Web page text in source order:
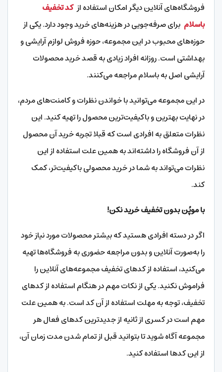
فروشگاه‌های آنلاین دیگر امکان استفاده ازکد تخفیف
باسلام برای صرفه‌جویی در هزینه‌های خرید وجود دارد. یکی از
حوزه‌های محبوب در این مجموعه، حوزه فروش لوازم آرایشی و
بهداشتی است. روزانه افراد زیادی به قصد خرید محصولات
آرایشی اصل به باسلام مراجعه می‌کنند.
در این مجموعه می‌توانید با خواندن نظرات و کامنت‌های مردم،
در نهایت بهترین و باکیفیت‌ترین محصول را تهیه کنید. این
نظرات متعلق به افرادی است که قبلا تجربه خرید آن محصول
از آن فروشگاه را داشته‌اند به همین علت استفاده از این
نظرات می‌تواند به شما در خرید محصولی باکیفیت‌تر، کمک
کند.
با موپُن بدون تخفیف خرید نکن!
اگر در دسته افرادی هستید که بیشتر محصولات مورد نیاز خود
را به‌صورت آنلاین و بدون مراجعه حضوری به فروشگاه‌ها تهیه
می‌کنید، استفاده از کدهای تخفیف مجموعه‌های آنلاین را
فراموش نکنید. یکی از نکات مهم در هنگام استفاده از کدهای
تخفیف، توجه به مهلت استفاده از آن کد است. به همین علت
مهم است در کسری از ثانیه از جدیدترین کدهای فعال هر
مجموعه آگاه شوید تا بتوانید قبل از تمام شدن مدت زمان آ‌ن‌،
از این کدها استفاده کنید.